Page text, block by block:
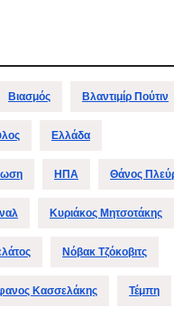
Βιασμός Βλαντιμίρ Πούτιν
Ελλάδα
ΗΠΑ Θάνος
Κυριάκος Μητσοτάκης
Νόβακ Τζόκοβιτς
Κασσελάκης Τέμπη